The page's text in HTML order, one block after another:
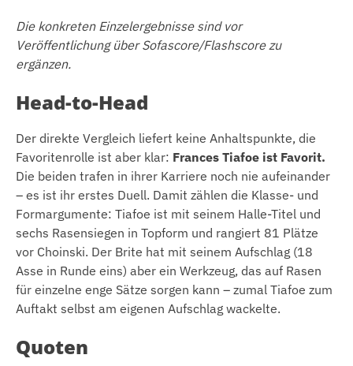
Die konkreten Einzelergebnisse sind vor
Veröffentlichung über Sofascore/Flashscore zu
ergänzen.
Head-to-Head
Der direkte Vergleich liefert keine Anhaltspunkte, die
Favoritenrolle ist aber klar: Frances Tiafoe ist Favorit.
Die beiden trafen in ihrer Karriere noch nie aufeinander
– es ist ihr erstes Duell. Damit zählen die Klasse- und
Formargumente: Tiafoe ist mit seinem Halle-Titel und
sechs Rasensiegen in Topform und rangiert 81 Plätze
vor Choinski. Der Brite hat mit seinem Aufschlag (18
Asse in Runde eins) aber ein Werkzeug, das auf Rasen
für einzelne enge Sätze sorgen kann – zumal Tiafoe zum
Auftakt selbst am eigenen Aufschlag wackelte.
Quoten